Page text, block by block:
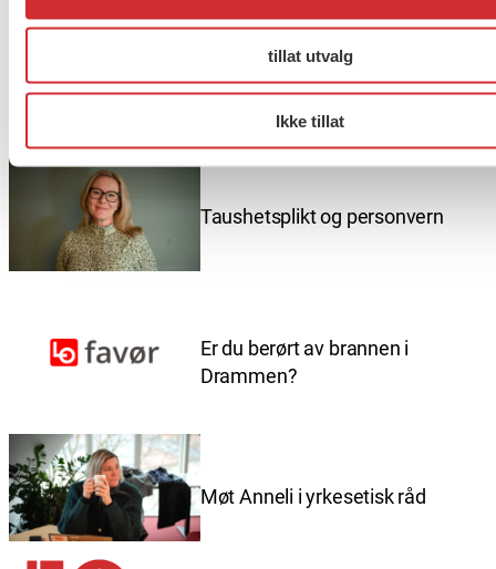
tillat utvalg
Ikke tillat
kontakt med din tillitsvalgte elleravdelingen din.
Flere saker Se alle
Taushetsplikt og personvern
Er du berørt av brannen i
Drammen?
Møt Anneli i yrkesetisk råd